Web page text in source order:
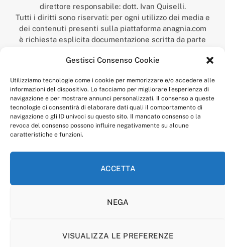
Gestisci Consenso Cookie
Utilizziamo tecnologie come i cookie per memorizzare e/o accedere alle
informazioni del dispositivo. Lo facciamo per migliorare l'esperienza di
navigazione e per mostrare annunci personalizzati. Il consenso a queste
tecnologie ci consentirà di elaborare dati quali il comportamento di
navigazione o gli ID univoci su questo sito. Il mancato consenso o la
revoca del consenso possono influire negativamente su alcune
caratteristiche e funzioni.
ACCETTA
NEGA
VISUALIZZA LE PREFERENZE
direttore responsabile: dott. Ivan Quiselli.
Tutti i diritti sono riservati: per ogni utilizzo dei media e
dei contenuti presenti sulla piattaforma anagnia.com
è richiesta esplicita documentazione scritta da parte
“Anagnia” è un marchio registrato presso l’Ufficio Italiano
Economico,
num. registrazione: 302017000014044 del 9 febbraio 2017.
Per contatti:redazione@anagnia.com
COOKIE POLICY